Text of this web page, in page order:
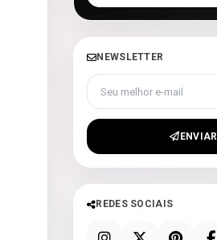
NEWSLETTER
Seu melhor e-mail
ENVIAR
REDES SOCIAIS